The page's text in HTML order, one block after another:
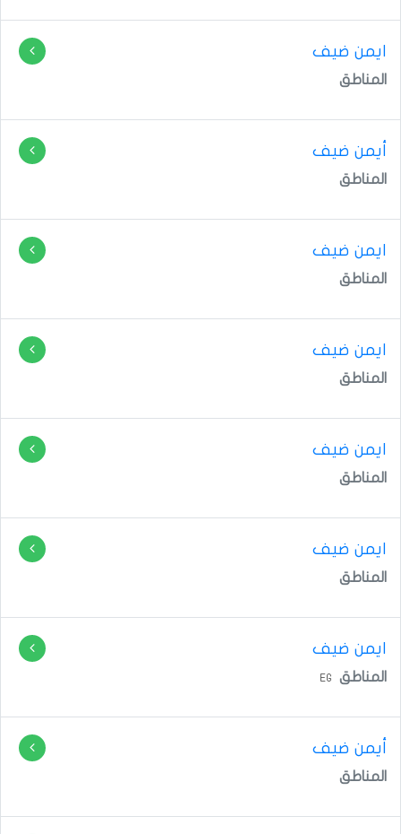
ايمن ضيف
المناطق
أيمن ضيف
المناطق
ايمن ضيف
المناطق
المناطق
المناطق
ايمن ضيف
المناطق
ايمن ضيف
المناطق EG
أيمن ضيف
المناطق